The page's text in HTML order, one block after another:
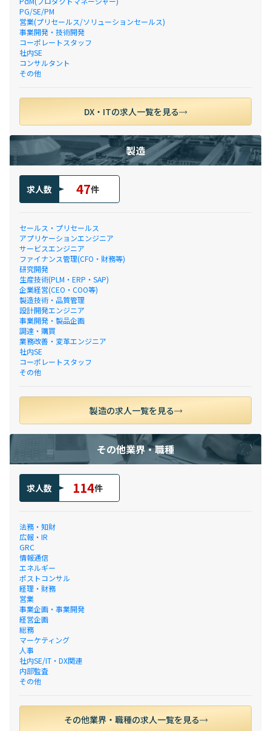
PG/SE/PM
営業(プリセールス/ソリューションセールス)
事業開発・技術開発
コーポレートスタッフ
社内SE
コンサルタント
その他
DX・ITの求人一覧を見る
製造
求人数 47件
セールス・プリセールス
アプリケーションエンジニア
サービスエンジニア
ファイナンス管理(CFO・財務等)
研究開発
生産技術(PLM・ERP・SAP)
企業経営(CEO・COO等)
製造技術・品質管理
設計開発エンジニア
事業開発・製品企画
調達・購買
業務改善・変革エンジニア
社内SE
コーポレートスタッフ
その他
製造の求人一覧を見る
その他業界・職種
求人数 114件
法務・知財
広報・IR
GRC
情報通信
エネルギー
ポストコンサル
経理・財務
営業
事業企画・事業開発
経営企画
総務
マーケティング
人事
社内SE/IT・DX関連
内部監査
その他
その他業界・職種の求人一覧を見る